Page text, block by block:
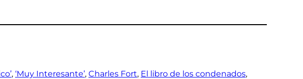
, ‘Muy Interesante’, Charles Fort, El libro de los condenados